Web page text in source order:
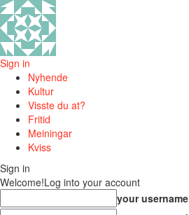
Sign in
Nyhende
Kultur
Visste du at?
Fritid
Meiningar
Kviss
Sign in
Welcome!Log into your account
your username